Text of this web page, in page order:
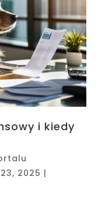
i kiedy
2025 |